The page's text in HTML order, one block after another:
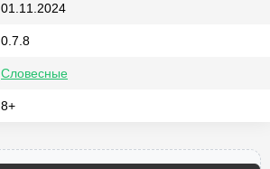
01.11.2024
0.7.8
Словесные
8+